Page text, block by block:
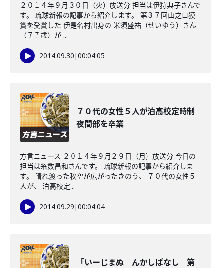
２０１４年９月３０日（火）放送分 担当は伊狩典子さんで
す。 琉球新報の記事から紹介します。 第３７回山之口獏
賞を受賞した 伊是名村出身の 米須盛祐（せいゆう）さん
（７７歳）が ...
2014.09.30 |00:04:05
７０代の女性５人が泊高校定時制
夜間部を卒業
方言ニュース ２０１４年９月２９日（月）放送分 今日の
担当は糸数昌和さんです。 琉球新報の記事から紹介しま
す。 晴れ渡った秋空が広がったきのう、 ７０代の女性５
人が、 泊高校定...
2014.09.29 |00:04:04
「いーじまぬ んかしばなし 第